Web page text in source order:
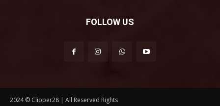
FOLLOW US
2024 © Clipper28 | All Reserved Rights